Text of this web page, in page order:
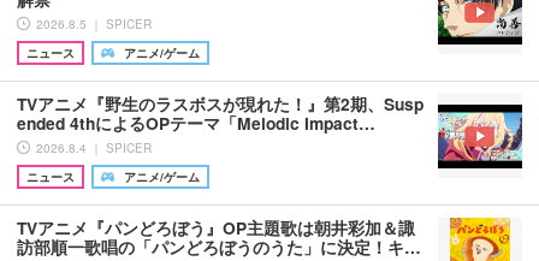
2026.8.5 ｜ SPICER
ニュース
アニメ/ゲーム
TVアニメ『野生のラスボスが現れた！』第2期、Susp
ended 4thによるOPテーマ「Melodic Impact…
2026.8.4 ｜ SPICER
ニュース
アニメ/ゲーム
TVアニメ『パンどろぼう』OP主題歌は朝井彩加＆諏
訪部順一歌唱の「パンどろぼうのうた」に決定！キ…